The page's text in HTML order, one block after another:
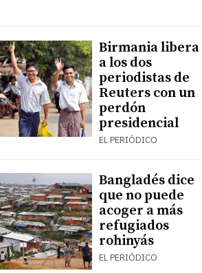
Birmania libera
a los dos
periodistas de
Reuters con un
perdón
presidencial
EL PERIÓDICO
Bangladés dice
que no puede
acoger a más
refugiados
rohinyás
EL PERIÓDICO